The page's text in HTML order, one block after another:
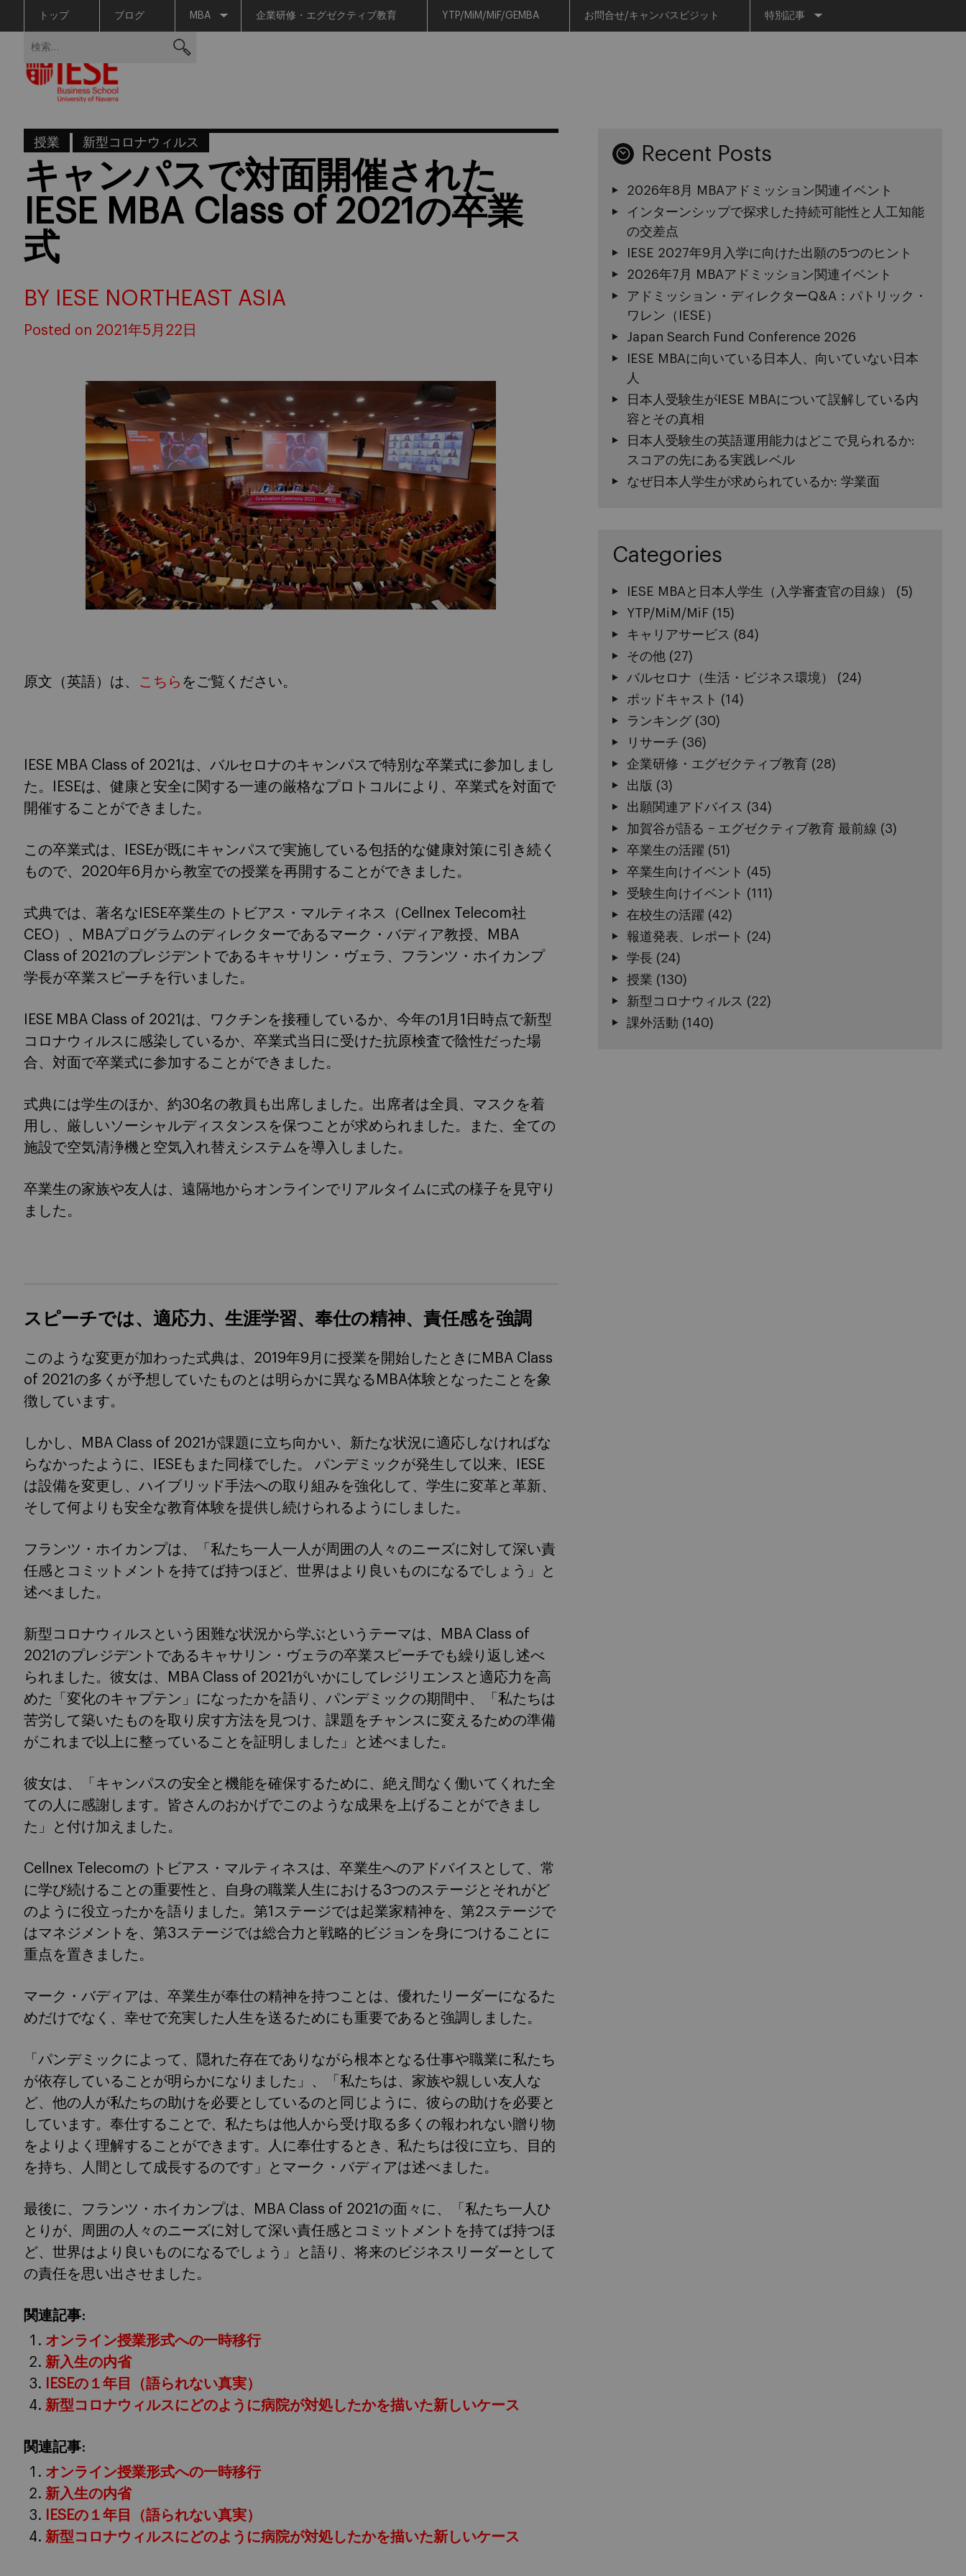
トップ ブログ MBA 企業研修・エグゼクティブ教育 YTP/MiM/MiF/GEMBA お問合せ/キャンパスビジット 特別記事
授業 新型コロナウィルス
キャンパスで対面開催された
IESE MBA Class of 2021の卒業
式
BY IESE NORTHEAST ASIA
Posted on 2021年5月22日
原文（英語）は、 こちら をご覧ください。
IESE MBA Class of 2021は、バルセロナのキャンパスで特別な卒業式に参加しまし
た。IESEは、健康と安全に関する一連の厳格なプロトコルにより、卒業式を対面で
開催することができました。
この卒業式は、IESEが既にキャンパスで実施している包括的な健康対策に引き続く
もので、2020年6月から教室での授業を再開することができました。
式典では、著名なIESE卒業生の トビアス・マルティネス（Cellnex Telecom社
CEO）、MBAプログラムのディレクターであるマーク・バディア教授、MBA
Class of 2021のプレジデントであるキャサリン・ヴェラ、フランツ・ホイカンプ
学長が卒業スピーチを行いました。
IESE MBA Class of 2021は、ワクチンを接種しているか、今年の1月1日時点で新型
コロナウィルスに感染しているか、卒業式当日に受けた抗原検査で陰性だった場
合、対面で卒業式に参加することができました。
式典には学生のほか、約30名の教員も出席しました。出席者は全員、マスクを着
用し、厳しいソーシャルディスタンスを保つことが求められました。また、全ての
施設で空気清浄機と空気入れ替えシステムを導入しました。
卒業生の家族や友人は、遠隔地からオンラインでリアルタイムに式の様子を見守り
ました。
スピーチでは、適応力、生涯学習、奉仕の精神、責任感を強調
このような変更が加わった式典は、2019年9月に授業を開始したときにMBA Class
of 2021の多くが予想していたものとは明らかに異なるMBA体験となったことを象
徴しています。
しかし、MBA Class of 2021が課題に立ち向かい、新たな状況に適応しなければな
らなかったように、IESEもまた同様でした。 パンデミックが発生して以来、IESE
は設備を変更し、ハイブリッド手法への取り組みを強化して、学生に変革と革新、
そして何よりも安全な教育体験を提供し続けられるようにしました。
フランツ・ホイカンプは、「私たち一人一人が周囲の人々のニーズに対して深い責
任感とコミットメントを持てば持つほど、世界はより良いものになるでしょう」と
述べました。
新型コロナウィルスという困難な状況から学ぶというテーマは、MBA Class of
2021のプレジデントであるキャサリン・ヴェラの卒業スピーチでも繰り返し述べ
られました。彼女は、MBA Class of 2021がいかにしてレジリエンスと適応力を高
めた「変化のキャプテン」になったかを語り、パンデミックの期間中、「私たちは
苦労して築いたものを取り戻す方法を見つけ、課題をチャンスに変えるための準備
がこれまで以上に整っていることを証明しました」と述べました。
彼女は、「キャンパスの安全と機能を確保するために、絶え間なく働いてくれた全
ての人に感謝します。皆さんのおかげでこのような成果を上げることができまし
た」と付け加えました。
Cellnex Telecomの トビアス・マルティネスは、卒業生へのアドバイスとして、常
に学び続けることの重要性と、自身の職業人生における3つのステージとそれがど
のように役立ったかを語りました。第1ステージでは起業家精神を、第2ステージで
はマネジメントを、第3ステージでは総合力と戦略的ビジョンを身につけることに
重点を置きました。
マーク・バディアは、卒業生が奉仕の精神を持つことは、優れたリーダーになるた
めだけでなく、幸せで充実した人生を送るためにも重要であると強調しました。
「パンデミックによって、隠れた存在でありながら根本となる仕事や職業に私たち
が依存していることが明らかになりました」、「私たちは、家族や親しい友人な
ど、他の人が私たちの助けを必要としているのと同じように、彼らの助けを必要と
しています。奉仕することで、私たちは他人から受け取る多くの報われない贈り物
をよりよく理解することができます。人に奉仕するとき、私たちは役に立ち、目的
を持ち、人間として成長するのです」とマーク・バディアは述べました。
最後に、フランツ・ホイカンプは、MBA Class of 2021の面々に、「私たち一人ひ
とりが、周囲の人々のニーズに対して深い責任感とコミットメントを持てば持つほ
ど、世界はより良いものになるでしょう」と語り、将来のビジネスリーダーとして
の責任を思い出させました。
関連記事:
オンライン授業形式への一時移行
新入生の内省
IESEの１年目（語られない真実）
新型コロナウィルスにどのように病院が対処したかを描いた新しいケース
関連記事:
オンライン授業形式への一時移行
新入生の内省
IESEの１年目（語られない真実）
新型コロナウィルスにどのように病院が対処したかを描いた新しいケース
Recent Posts
2026年8月 MBAアドミッション関連イベント
インターンシップで探求した持続可能性と人工知能
の交差点
IESE 2027年9月入学に向けた出願の5つのヒント
2026年7月 MBAアドミッション関連イベント
アドミッション・ディレクターQ&A：パトリック・
ワレン（IESE）
Japan Search Fund Conference 2026
IESE MBAに向いている日本人、向いていない日本
人
日本人受験生がIESE MBAについて誤解している内
容とその真相
日本人受験生の英語運用能力はどこで見られるか:
スコアの先にある実践レベル
なぜ日本人学生が求められているか: 学業面
Categories
IESE MBAと日本人学生（入学審査官の目線）
(5)
YTP/MiM/MiF(15)
キャリアサービス (84)
その他(27)
バルセロナ（生活・ビジネス環境）
(24)
ポッドキャスト (14)
ランキング(30)
リサーチ (36)
企業研修・エグゼクティブ教育 (28)
出版 (3)
出願関連アドバイス (34)
加賀谷が語る − エグゼクティブ教育 最前線 (3)
卒業生の活躍 (51)
卒業生向けイベント (45)
受験生向けイベント (111)
在校生の活躍 (42)
報道発表、レポート (24)
学長 (24)
授業 (130)
新型コロナウィルス (22)
課外活動 (140)